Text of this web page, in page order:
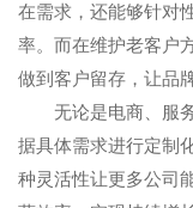
在需求，还能够针对
率。而在维护老客户
做到客户留存，让品
无论是电商、服
据具体需求进行定制
种灵活性让更多公司